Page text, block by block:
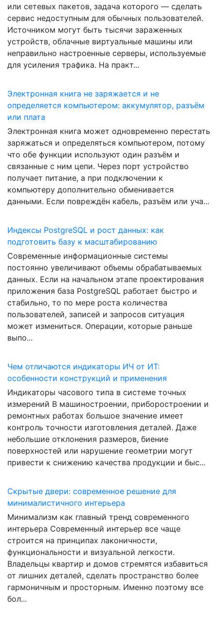
или сетевых пакетов, задача которого — сделать
сервис недоступным для обычных пользователей.
Источником могут быть тысячи зараженных
устройств, облачные виртуальные машины или
неправильно настроенные серверы, используемые
для усиления трафика. На практ...
Электронная книга не заряжается и не
определяется компьютером: аккумулятор, разъём
или плата
Электронная книга может одновременно перестать
заряжаться и определяться компьютером, потому
что обе функции используют один разъём и
связанные с ним цепи. Через порт устройство
получает питание, а при подключении к
компьютеру дополнительно обменивается
данными. Если повреждён кабель, разъём или уча...
Индексы PostgreSQL и рост данных: как
подготовить базу к масштабированию
Современные информационные системы
постоянно увеличивают объемы обрабатываемых
данных. Если на начальном этапе проектирования
приложения база PostgreSQL работает быстро и
стабильно, то по мере роста количества
пользователей, записей и запросов ситуация
может измениться. Операции, которые раньше
выпо...
Чем отличаются индикаторы ИЧ от ИТ:
особенности конструкций и применения
Индикаторы часового типа в системе точных
измерений В машиностроении, приборостроении и
ремонтных работах большое значение имеет
контроль точности изготовления деталей. Даже
небольшие отклонения размеров, биение
поверхностей или нарушение геометрии могут
привести к снижению качества продукции и быс...
Скрытые двери: современное решение для
минималистичного интерьера
Минимализм как главный тренд современного
интерьера Современный интерьер все чаще
строится на принципах лаконичности,
функциональности и визуальной легкости.
Владельцы квартир и домов стремятся избавиться
от лишних деталей, сделать пространство более
гармоничным и просторным. Именно поэтому все
бол...